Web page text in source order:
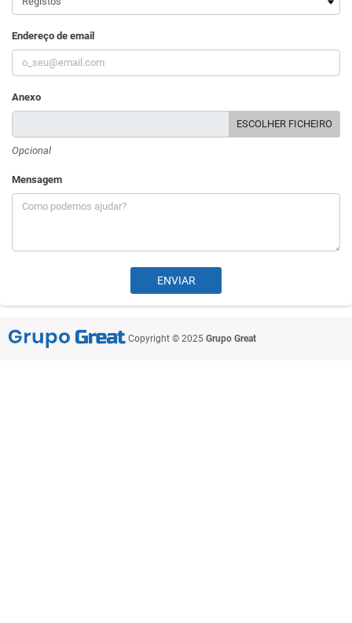
Endereço de email
Anexo
ESCOLHER FICHEIRO
Opcional
Mensagem
Copyright © 2025 Grupo Great